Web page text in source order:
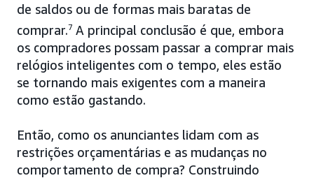
de saldos ou de formas mais baratas de
comprar.7 A principal conclusão é que, embora
os compradores possam passar a comprar mais
relógios inteligentes com o tempo, eles estão
se tornando mais exigentes com a maneira
como estão gastando.
Então, como os anunciantes lidam com as
restrições orçamentárias e as mudanças no
comportamento de compra? Construindo